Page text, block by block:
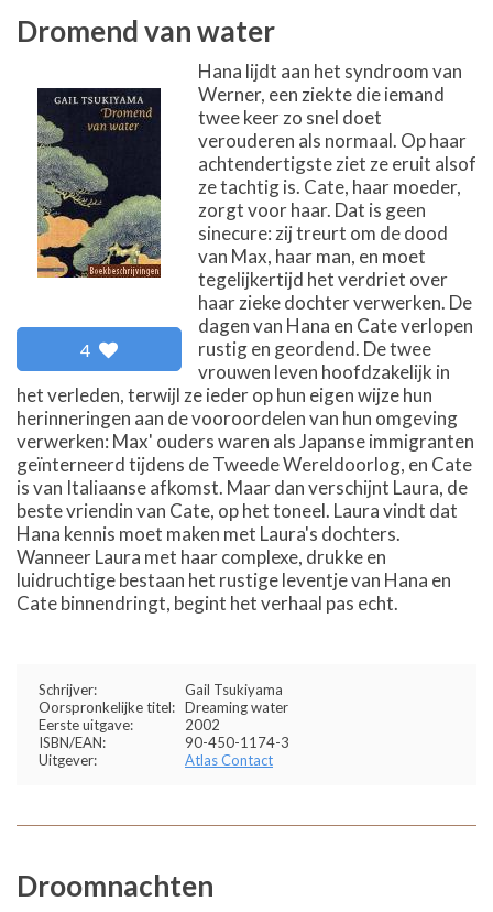
Dromend van water
4
Hana lijdt aan het syndroom van
Werner, een ziekte die iemand
twee keer zo snel doet
verouderen als normaal. Op haar
achtendertigste ziet ze eruit alsof
ze tachtig is. Cate, haar moeder,
zorgt voor haar. Dat is geen
sinecure: zij treurt om de dood
van Max, haar man, en moet
tegelijkertijd het verdriet over
haar zieke dochter verwerken. De
dagen van Hana en Cate verlopen
rustig en geordend. De twee
vrouwen leven hoofdzakelijk in
het verleden, terwijl ze ieder op hun eigen wijze hun
herinneringen aan de vooroordelen van hun omgeving
verwerken: Max' ouders waren als Japanse immigranten
geïnterneerd tijdens de Tweede Wereldoorlog, en Cate
is van Italiaanse afkomst. Maar dan verschijnt Laura, de
beste vriendin van Cate, op het toneel. Laura vindt dat
Hana kennis moet maken met Laura's dochters.
Wanneer Laura met haar complexe, drukke en
luidruchtige bestaan het rustige leventje van Hana en
Cate binnendringt, begint het verhaal pas echt.
Schrijver:
Gail Tsukiyama
Oorspronkelijke titel: Dreaming water
Eerste uitgave:
2002
ISBN/EAN:
90-450-1174-3
Uitgever:
Atlas Contact
Droomnachten